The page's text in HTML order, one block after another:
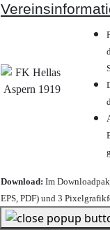
Download: Im
EPS, PDF) und 3